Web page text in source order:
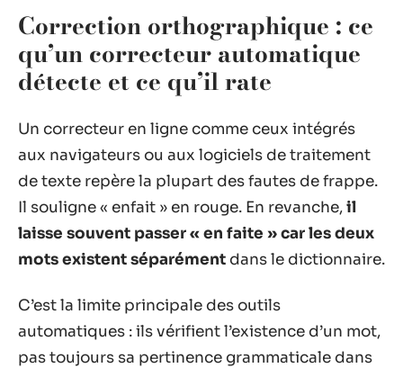
Correction orthographique : ce
qu’un correcteur automatique
détecte et ce qu’il rate
Un correcteur en ligne comme ceux intégrés
aux navigateurs ou aux logiciels de traitement
de texte repère la plupart des fautes de frappe.
Il souligne « enfait » en rouge. En revanche,il
laisse souvent passer « en faite » car les deux
mots existent séparément dans le dictionnaire.
C’est la limite principale des outils
automatiques : ils vérifient l’existence d’un mot,
pas toujours sa pertinence grammaticale dans